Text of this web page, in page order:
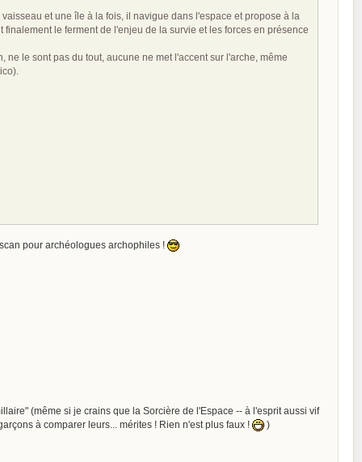
et une île à la fois, il navigue dans l'espace et propose à la
le ferment de l'enjeu de la survie et les forces en présence
ne le sont pas du tout, aucune ne met l'accent sur l'arche, même
pour archéologues archophiles !
(même si je crains que la Sorcière de l'Espace -- à l'esprit aussi vif
à comparer leurs... mérites ! Rien n'est plus faux !
)